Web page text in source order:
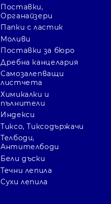
Поставки,
Органайзери
Папки с ластик
Моливи
Поставки за бюро
Дребна канцелария
Самозалепващи
листчета
Химикалки и
пълнители
Индекси
Тиксо, Тиксодържачи
Телбоди,
Антителбоди
Бели дъски
Течни лепила
Сухи лепила